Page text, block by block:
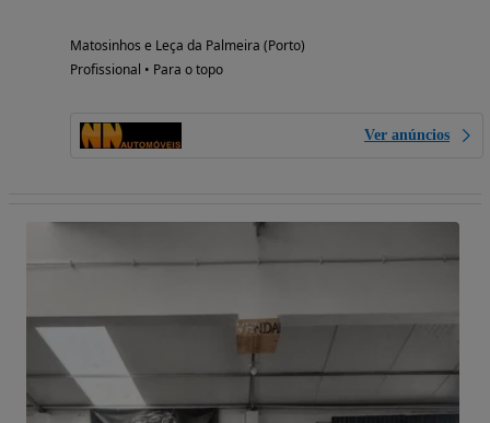
Matosinhos e Leça da Palmeira (Porto)
Profissional • Para o topo
Ver anúncios